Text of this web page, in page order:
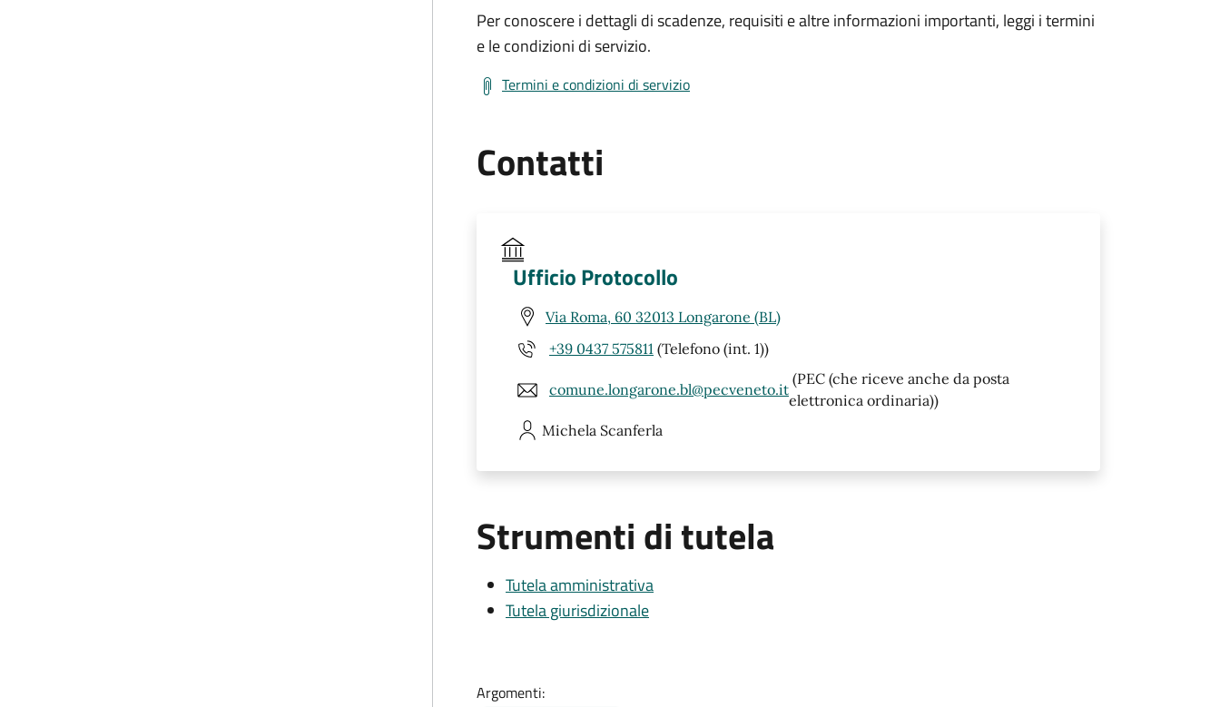
Per conoscere i dettagli di scadenze, requisiti e altre informazioni importanti, leggi i termini
e le condizioni di servizio.
Termini e condizioni di servizio
Contatti
Ufficio Protocollo
Via Roma, 60 32013 Longarone (BL)
+39 0437 575811 (Telefono (int. 1))
comune.longarone.bl@pecveneto.it
(PEC (che riceve anche da posta
elettronica ordinaria))
Michela Scanferla
Strumenti di tutela
Tutela amministrativa
Tutela giurisdizionale
Argomenti: